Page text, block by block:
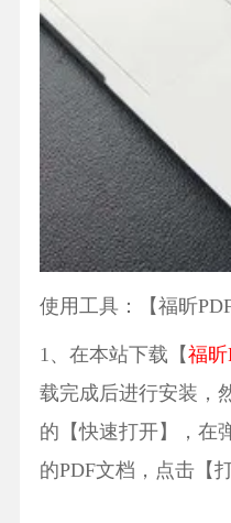
使用工具：【福昕
1、在本站下载【福昕
载完成后进行安装，
的【快速打开】，在
的PDF文档，点击【